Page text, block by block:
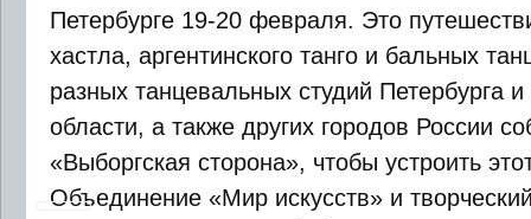
Петербурге 19-20 февраля. Это
хастла, аргентинского танго и бальных
разных танцевальных студий Петербурга
области, а также других городов России
«Выборгская сторона», чтобы устроить
Объединение «Мир искусств» и